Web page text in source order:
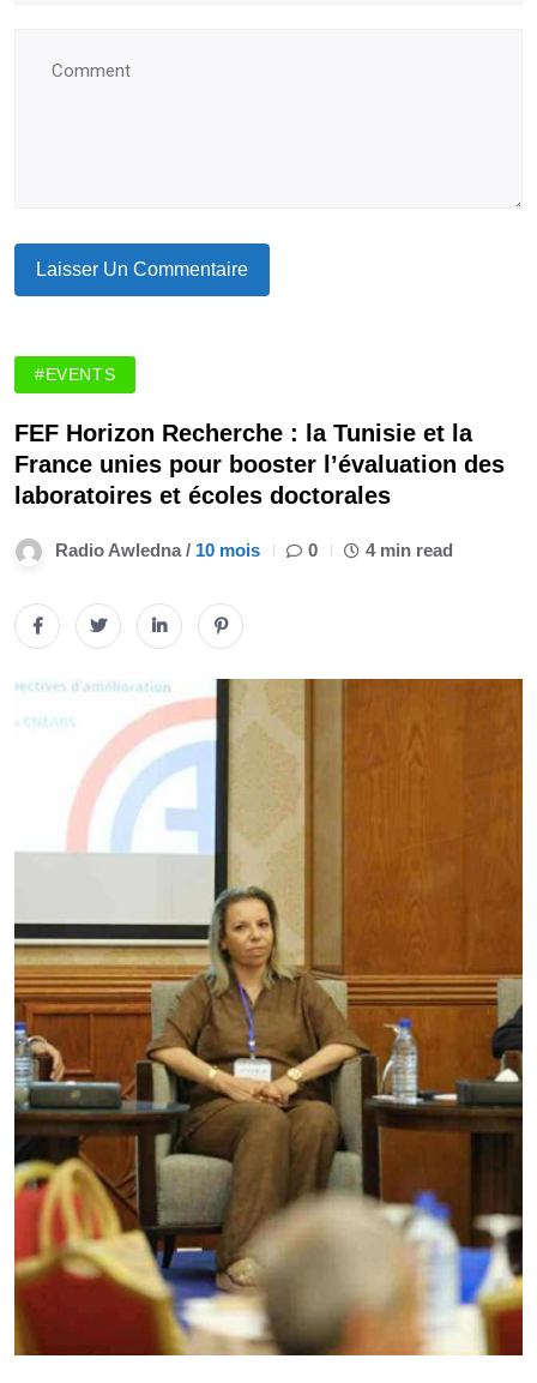
#EVENTS
FEF Horizon Recherche : la Tunisie et la
France unies pour booster l’évaluation des
laboratoires et écoles doctorales
Radio Awledna / 10 mois 0 4 min read